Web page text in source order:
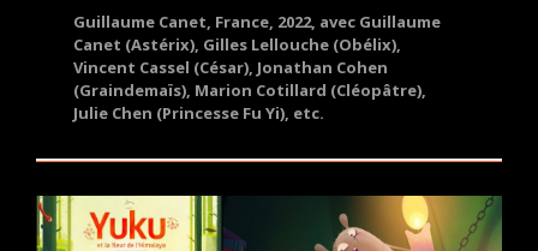
Guillaume Canet, France, 2022, avec Guillaume
Canet (Astérix), Gilles Lellouche (Obélix),
Vincent Cassel (César), Jonathan Cohen
(Graindemaïs), Marion Cotillard (Cléopâtre),
Julie Chen (Princesse Fu Yi), etc.